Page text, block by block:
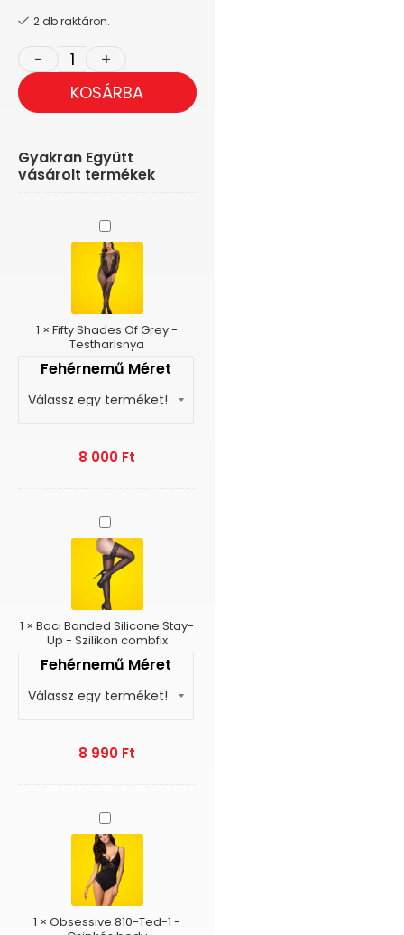
2 db raktáron.
KOSÁRBA
Gyakran Együtt
vásárolt termékek
Fifty
Shades
Of
Grey
-
Testharisnya
1 ×Fifty Shades Of Grey -
Testharisnya
Fehérnemű Méret
8 000 Ft
Baci
Banded
Silicone
Stay-
Up
-
Szilikon
combfix
1 ×Baci Banded Silicone Stay-
Up - Szilikon combfix
Fehérnemű Méret
8 990 Ft
Obsessive
810-
Ted-
1
-
Csipkés
body
1 ×Obsessive 810-Ted-1 -